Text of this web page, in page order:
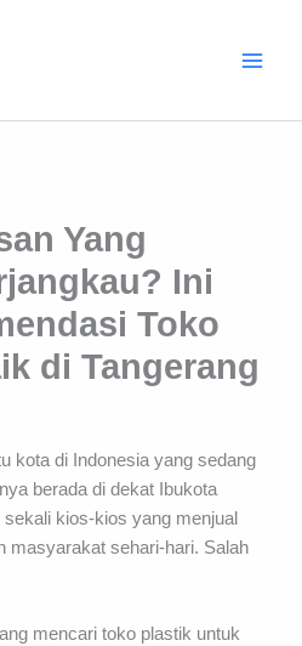
Yang
Ini
Toko
di Tangerang
kota di Indonesia yang sedang
berada di dekat Ibukota
kios-kios yang menjual
masyarakat sehari-hari. Salah
mencari toko plastik untuk